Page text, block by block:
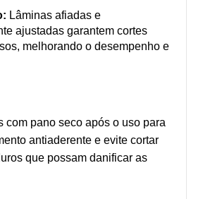
Lâminas afiadas e
ajustadas garantem cortes
melhorando o desempenho e
com pano seco após o uso para
antiaderente e evite cortar
que possam danificar as